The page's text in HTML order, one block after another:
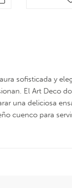
sofisticada y
El Art Deco
una deliciosa
cuenco para